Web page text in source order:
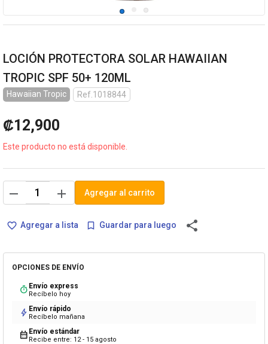
LOCIÓN PROTECTORA SOLAR HAWAIIAN
TROPIC SPF 50+ 120ML
Hawaiian Tropic Ref.1018844
₡12,900
Este producto no está disponible.
remove add Agregar al carrito
favorite_border Agregar a lista bookmark_border Guardar para luego share
OPCIONES DE ENVÍO
timer Envío express
Recíbelo hoy
bolt Envío rápido
Recíbelo mañana
calendar_month Envío estándar
Recibe entre: 12 - 15 agosto